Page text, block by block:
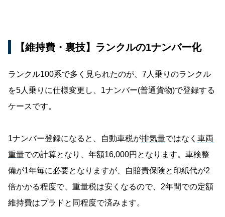
【維持費・裏技】ランクルの1ナンバー化
ランクル100系で多く見られたのが、7人乗りのランクル
を5人乗りに仕様変更し、1ナンバー(普通貨物)で登録する
ケースです。
1ナンバー登録になると、自動車税が排気量ではなく 車両
重量での計算となり、年額16,000円となります。車検整
備が1年毎に必要となりますが、自賠責保険と印紙代が2
倍かかる程度で、重量税は安くなるので、2年間での定額
維持費はプラドと同程度で済みます。